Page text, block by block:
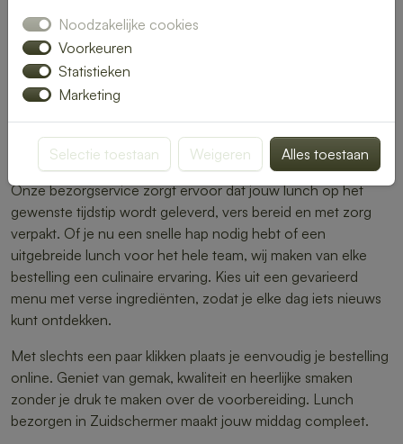
maken? Laat je lunch bezorgen in Zuidschermer en geniet
van verse, smaakvolle gerechten zonder gedoe. Of je nu op
kantoor bent, thuiswerkt of gewoon zin hebt in een
ontspannen middagpauze, een bezorgde lunch is altijd een
warme maaltijden – er is altijd iets dat perfect aansluit bij
jouw smaak.
Onze bezorgservice zorgt ervoor dat jouw lunch op het
gewenste tijdstip wordt geleverd, vers bereid en met zorg
verpakt. Of je nu een snelle hap nodig hebt of een
uitgebreide lunch voor het hele team, wij maken van elke
bestelling een culinaire ervaring. Kies uit een gevarieerd
menu met verse ingrediënten, zodat je elke dag iets nieuws
kunt ontdekken.
Met slechts een paar klikken plaats je eenvoudig je bestelling
online. Geniet van gemak, kwaliteit en heerlijke smaken
zonder je druk te maken over de voorbereiding. Lunch
bezorgen in Zuidschermer maakt jouw middag compleet.
Noodzakelijke cookies
Voorkeuren
Statistieken
Marketing
Selectie toestaan Weigeren Alles toestaan